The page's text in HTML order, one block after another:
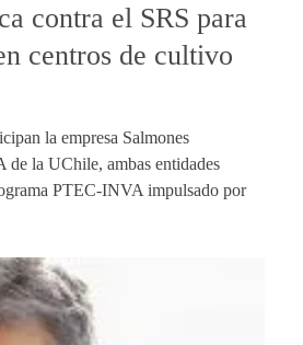
contra el SRS para
centros de cultivo
la empresa Salmones
la UChile, ambas entidades
PTEC-INVA impulsado por